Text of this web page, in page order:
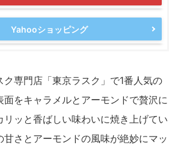
Yahooショッピング
専門店「東京ラスク」で1番人気の
面をキャラメルとアーモンドで贅沢に
リッと香ばしい味わいに焼き上げてい
甘さとアーモンドの風味が絶妙にマッ